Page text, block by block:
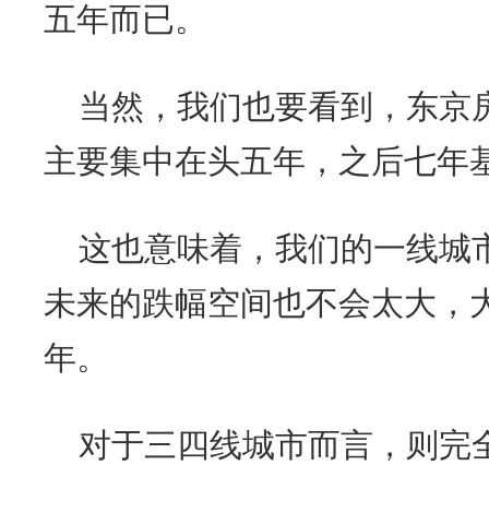
五年而已。
当然，我们也要看到，东京
主要集中在头五年，之后七年
这也意味着，我们的一线城
未来的跌幅空间也不会太大，
年。
对于三四线城市而言，则完